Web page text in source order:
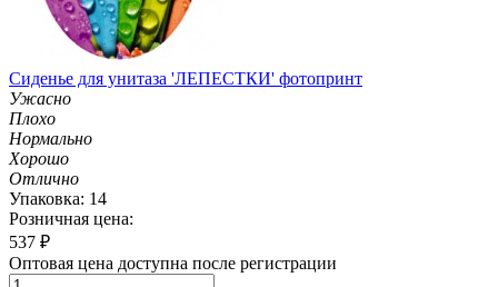
Сиденье для унитаза 'ЛЕПЕСТКИ' фотопринт
Ужасно
Плохо
Нормально
Хорошо
Отлично
Упаковка: 14
Розничная цена:
537 ₽
Оптовая цена доступна после регистрации